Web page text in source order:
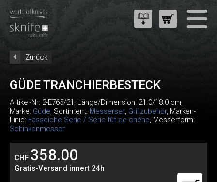
Zurück
GÜDE TRANCHIERBESTECK
Artikel-Nr: 2-E765/21 , Länge/Dimension: 21.0/18.0 cm,
Marke: Güde, Sortiment: Messerset, Grillzubehör, Marken-
Linie: Fasseiche Serie / Série fût de chêne, Messerform:
Schinkenmesser
CHF 358.00
Gratis-Versand innert 24h